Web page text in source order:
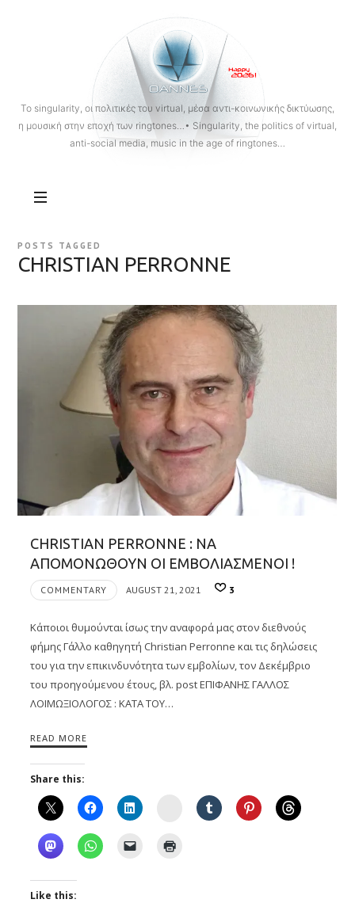
OANNES
To singularity, οι πολιτικές του virtual, μέσα αντι-κοινωνικής δικτύωσης,
η μουσική στην εποχή των ringtones…• Singularity, the politics of virtual,
anti-social media, music in the age of ringtones…
POSTS TAGGED
CHRISTIAN PERRONNE
CHRISTIAN PERRONNE : ΝΑ
ΑΠΟΜΟΝΩΘΟΥΝ ΟΙ ΕΜΒΟΛΙΑΣΜΕΝΟΙ !
COMMENTARY AUGUST 21, 2021 3
Κάποιοι θυμούνται ίσως την αναφορά μας στον διεθνούς
φήμης Γάλλο καθηγητή Christian Perronne και τις δηλώσεις
του για την επικινδυνότητα των εμβολίων, τον Δεκέμβριο
του προηγούμενου έτους, βλ. post ΕΠΙΦΑΝΗΣ ΓΑΛΛΟΣ
ΛΟΙΜΩΞΙΟΛΟΓΟΣ : ΚΑΤΑ ΤΟΥ…
READ MORE
Share this:
Instagram
Like this: